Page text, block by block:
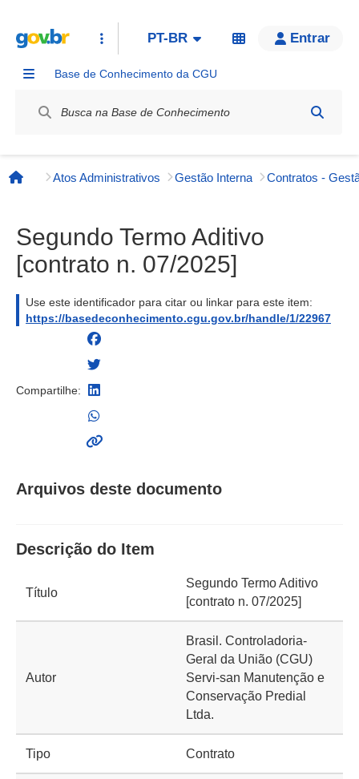
PT-BR Entrar
Base de Conhecimento da CGU
Página inicial
Atos Administrativos Gestão Interna Contratos -
Segundo Termo Aditivo
[contrato n. 07/2025]
Use este identificador para citar ou linkar para este item:
https://basedeconhecimento.cgu.gov.br/handle/1/22967
Compartilhe:
Arquivos deste documento
Descrição do Item
Título
Segundo Termo Aditivo
[contrato n. 07/2025]
Autor
Brasil. Controladoria-
Geral da União (CGU)
Servi-san Manutenção e
Conservação Predial
Ltda.
Tipo Contrato